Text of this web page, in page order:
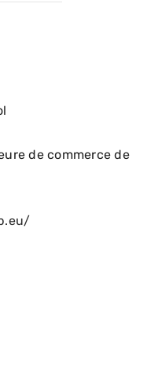
de commerce de